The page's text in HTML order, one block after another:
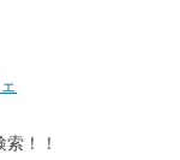
索！！